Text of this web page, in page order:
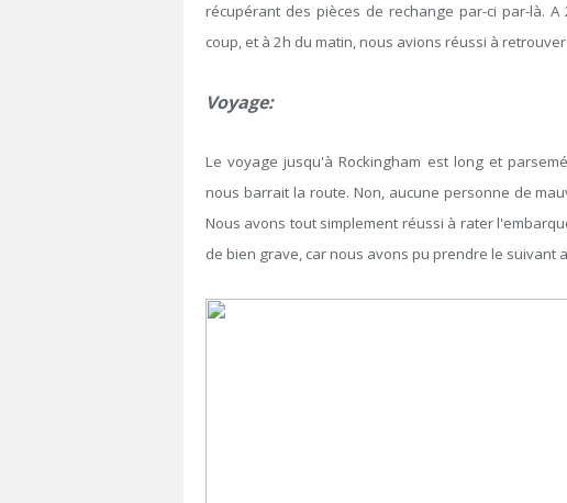
récupérant des pièces de rechange par-ci par-là.
coup, et à 2h du matin, nous avions réussi à
Voyage:
Le voyage jusqu'à Rockingham est long et
nous barrait la route. Non, aucune personne de
Nous avons tout simplement réussi à rater
de bien grave, car nous avons pu prendre le suivant